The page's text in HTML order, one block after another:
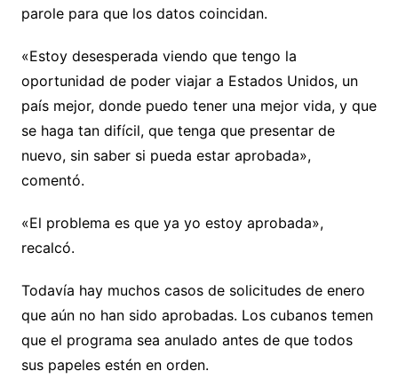
parole para que los datos coincidan.
«Estoy desesperada viendo que tengo la
oportunidad de poder viajar a Estados Unidos, un
país mejor, donde puedo tener una mejor vida, y que
se haga tan difícil, que tenga que presentar de
nuevo, sin saber si pueda estar aprobada»,
comentó.
«El problema es que ya yo estoy aprobada»,
recalcó.
Todavía hay muchos casos de solicitudes de enero
que aún no han sido aprobadas. Los cubanos temen
que el programa sea anulado antes de que todos
sus papeles estén en orden.